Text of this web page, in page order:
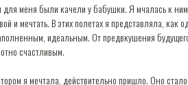
меня были качели у бабушки. Я мчалась к
и мечтать. В этих полетах я представляла,
идеальным. От предвкушения
счастливым.
я мечтала, действительно пришло. Оно